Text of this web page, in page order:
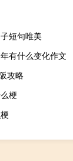
短句唯美
有什么变化作文
攻略
梗